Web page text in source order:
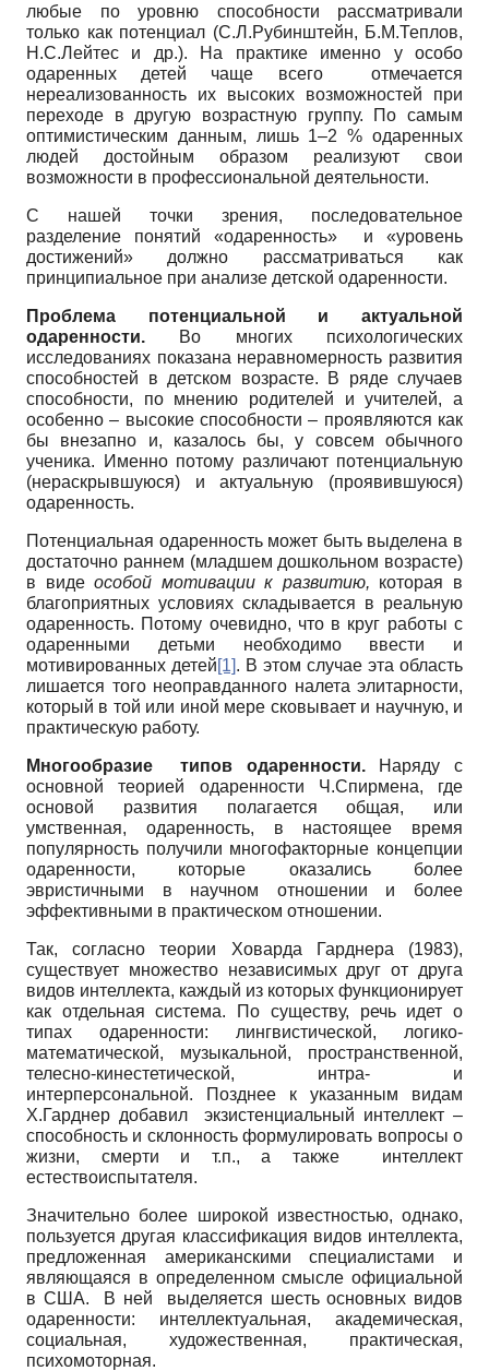
любые по уровню способности рассматривали
только как потенциал (С.Л.Рубинштейн, Б.М.Теплов,
Н.С.Лейтес и др.). На практике именно у особо
одаренных детей чаще всего отмечается
нереализованность их высоких возможностей при
переходе в другую возрастную группу. По самым
оптимистическим данным, лишь 1–2 % одаренных
людей достойным образом реализуют свои
возможности в профессиональной деятельности.
С нашей точки зрения, последовательное
разделение понятий «одаренность» и «уровень
достижений» должно рассматриваться как
принципиальное при анализе детской одаренности.
Проблема потенциальной и актуальной
одаренности. Во многих психологических
исследованиях показана неравномерность развития
способностей в детском возрасте. В ряде случаев
способности, по мнению родителей и учителей, а
особенно – высокие способности – проявляются как
бы внезапно и, казалось бы, у совсем обычного
ученика. Именно потому различают потенциальную
(нераскрывшуюся) и актуальную (проявившуюся)
одаренность.
Потенциальная одаренность может быть выделена в
достаточно раннем (младшем дошкольном возрасте)
в видеособой мотивации к развитию, которая в
благоприятных условиях складывается в реальную
одаренность. Потому очевидно, что в круг работы с
одаренными детьми необходимо ввести и
мотивированных детей[1]. В этом случае эта область
лишается того неоправданного налета элитарности,
который в той или иной мере сковывает и научную, и
практическую работу.
Многообразие типов одаренности.Наряду с
основной теорией одаренности Ч.Спирмена, где
основой развития полагается общая, или
умственная, одаренность, в настоящее время
популярность получили многофакторные концепции
одаренности, которые оказались более
эвристичными в научном отношении и более
эффективными в практическом отношении.
Так, согласно теории Ховарда Гарднера (1983),
существует множество независимых друг от друга
видов интеллекта, каждый из которых функционирует
как отдельная система. По существу, речь идет о
типах одаренности: лингвистической, логико-
математической, музыкальной, пространственной,
телесно-кинестетической, интра- и
интерперсональной. Позднее к указанным видам
Х.Гарднер добавил экзистенциальный интеллект –
способность и склонность формулировать вопросы о
жизни, смерти и т.п., а также интеллект
естествоиспытателя.
Значительно более широкой известностью, однако,
пользуется другая классификация видов интеллекта,
предложенная американскими специалистами и
являющаяся в определенном смысле официальной
в США. В ней выделяется шесть основных видов
одаренности: интеллектуальная, академическая,
социальная, художественная, практическая,
психомоторная.